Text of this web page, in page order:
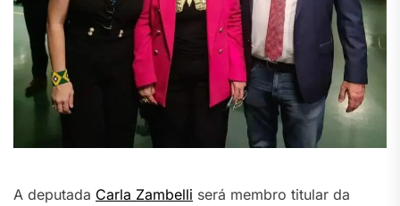
A deputada Carla Zambelli será membro titular da